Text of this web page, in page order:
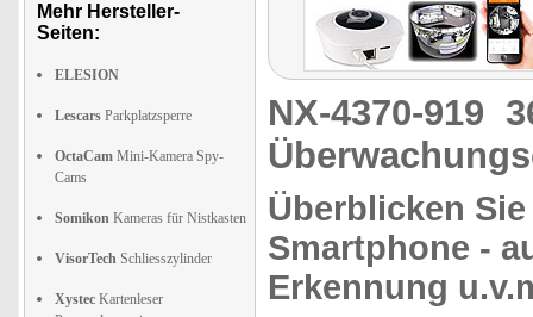
Mehr Hersteller-
Seiten:
ELESION
Lescars Parkplatzsperre
OctaCam Mini-Kamera Spy-
Cams
Somikon Kameras für Nistkasten
VisorTech Schliesszylinder
Xystec Kartenleser
NX-4370-919
Überblicken
Smartphone -
Erkennung